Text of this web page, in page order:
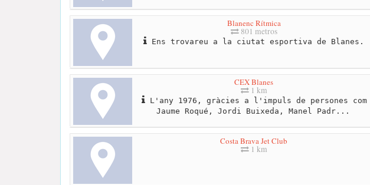
Blanenc Rítmica
801 metros
Ens trovareu a la ciutat esportiva de Blanes.
CEX Blanes
1 km
L'any 1976, gràcies a l'impuls de persones com
Jaume Roqué, Jordi Buixeda, Manel Padr...
Costa Brava Jet Club
1 km